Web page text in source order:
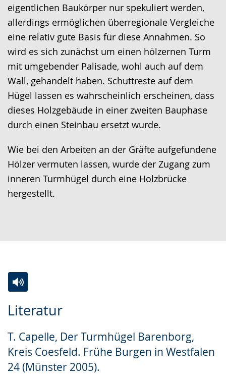
eigentlichen Baukörper nur spekuliert werden,
allerdings ermöglichen überregionale Vergleiche
eine relativ gute Basis für diese Annahmen. So
wird es sich zunächst um einen hölzernen Turm
mit umgebender Palisade, wohl auch auf dem
Wall, gehandelt haben. Schuttreste auf dem
Hügel lassen es wahrscheinlich erscheinen, dass
dieses Holzgebäude in einer zweiten Bauphase
durch einen Steinbau ersetzt wurde.
Wie bei den Arbeiten an der Gräfte aufgefundene
Hölzer vermuten lassen, wurde der Zugang zum
inneren Turmhügel durch eine Holzbrücke
hergestellt.
Literatur
T. Capelle, Der Turmhügel Barenborg,
Kreis Coesfeld. Frühe Burgen in Westfalen
24 (Münster 2005).
Leichten
wechseln.
Audio-
Video
Deutscher
Gebärdensprache
wird